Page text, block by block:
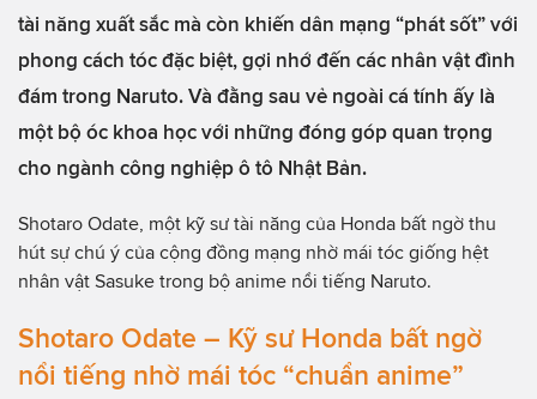
tài năng xuất sắc mà còn khiến dân mạng “phát sốt” với
phong cách tóc đặc biệt, gợi nhớ đến các nhân vật đình
đám trong Naruto. Và đằng sau vẻ ngoài cá tính ấy là
một bộ óc khoa học với những đóng góp quan trọng
cho ngành công nghiệp ô tô Nhật Bản.
Shotaro Odate, một kỹ sư tài năng của Honda bất ngờ thu
hút sự chú ý của cộng đồng mạng nhờ mái tóc giống hệt
nhân vật Sasuke trong bộ anime nổi tiếng Naruto.
Shotaro Odate – Kỹ sư Honda bất ngờ
nổi tiếng nhờ mái tóc “chuẩn anime”